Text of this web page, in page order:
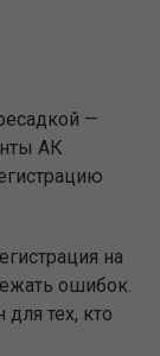
—
АК
на
ошибок.
тех, кто